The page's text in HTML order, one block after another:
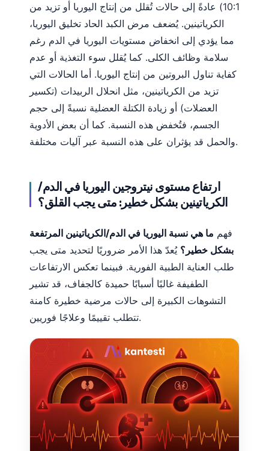
10:1) عادةً إلى حالات تُقلل من إنتاج اليوريا أو تزيد من
الكرياتينين. يُضعف مرض الكبد الحاد تخليق اليوريا،
مما يؤدي إلى انخفاض مستويات اليوريا في الدم رغم
سلامة وظائف الكلى. كما يُقلل سوء التغذية أو عدم
كفاية تناول البروتين من إنتاج اليوريا. أما الحالات التي
تزيد من الكرياتينين، مثل انحلال الربيدات (تكسير
العضلات) أو زيادة الكتلة العضلية نسبةً إلى حجم
الجسم، فتُخفض هذه النسبة. كما أن بعض الأدوية
والحمل قد يؤثران على هذه النسبة عبر آليات مختلفة.
ارتفاع مستوى نيتروجين اليوريا في الدم/
الكرياتينين بشكل خطير: متى يجب القلق؟
فهم ما هي نسبة اليوريا في الدم/الكرياتينين المرتفعة
بشكل خطير؟ يُعدّ هذا الأمر ضروريًا لتحديد متى يجب
طلب العناية الطبية الفورية. فبينما تعكس الارتفاعات
الطفيفة غالبًا أسبابًا حميدة كالجفاف، قد تشير
التشوهات الكبيرة إلى حالات مرضية خطيرة كامنة
تتطلب تقييمًا وعلاجًا فوريين.